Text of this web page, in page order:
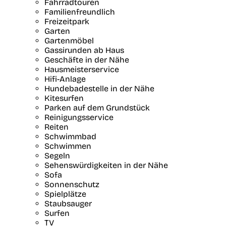
Fahrradtouren
Familienfreundlich
Freizeitpark
Garten
Gartenmöbel
Gassirunden ab Haus
Geschäfte in der Nähe
Hausmeisterservice
Hifi-Anlage
Hundebadestelle in der Nähe
Kitesurfen
Parken auf dem Grundstück
Reinigungsservice
Reiten
Schwimmbad
Schwimmen
Segeln
Sehenswürdigkeiten in der Nähe
Sofa
Sonnenschutz
Spielplätze
Staubsauger
Surfen
TV